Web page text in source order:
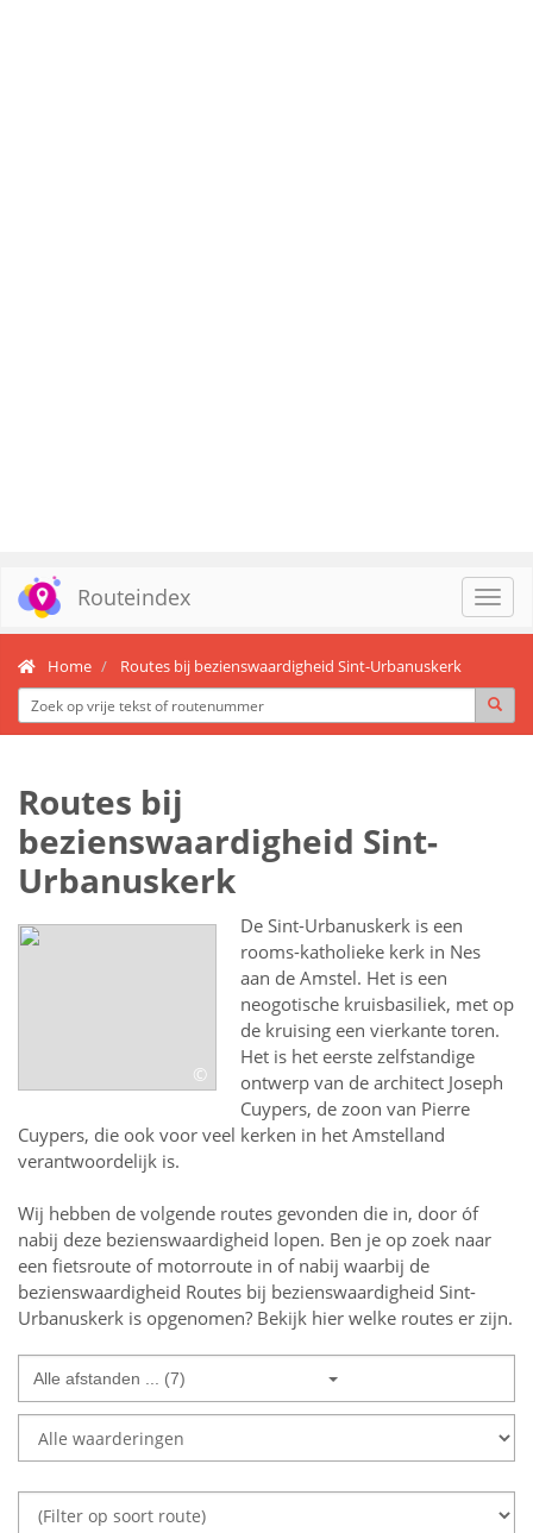
Routeindex
Home Routes bij bezienswaardigheid Sint-Urbanuskerk
Routes bij
bezienswaardigheid Sint-
Urbanuskerk
©
De Sint-Urbanuskerk is een
rooms-katholieke kerk in Nes
aan de Amstel. Het is een
neogotische kruisbasiliek, met op
de kruising een vierkante toren.
Het is het eerste zelfstandige
ontwerp van de architect Joseph
Cuypers, de zoon van Pierre
Cuypers, die ook voor veel kerken in het Amstelland
verantwoordelijk is.
Wij hebben de volgende routes gevonden die in, door óf
nabij deze bezienswaardigheid lopen. Ben je op zoek naar
een fietsroute of motorroute in of nabij waarbij de
bezienswaardigheid Routes bij bezienswaardigheid Sint-
Urbanuskerk is opgenomen? Bekijk hier welke routes er zijn.
Alle afstanden ... (7)